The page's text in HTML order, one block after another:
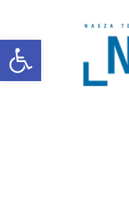
Otwórz pasek narzędzi